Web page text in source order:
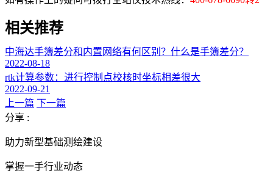
相关推荐
中海达手簿差分和内置网络有何区别？什么是手簿差分？
2022-08-18
rtk计算参数：进行控制点校核时坐标相差很大
2022-09-21
上一篇 下一篇
分享 :
助力新型基础测绘建设
掌握一手行业动态